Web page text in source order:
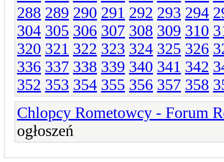
288 289 290 291 292 293 294
304 305 306 307 308 309 310
320 321 322 323 324 325 326
336 337 338 339 340 341 342
352 353 354 355 356 357 358
Chlopcy Rometowcy - Forum
ogłoszeń